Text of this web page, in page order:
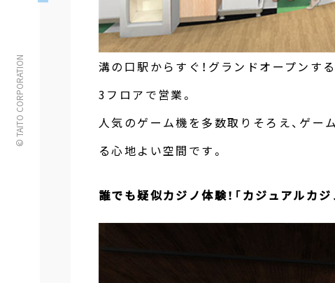
© TAITO CORPORATION
溝の口駅からすぐ！グランドオープンす
3フロアで営業。
人気のゲーム機を多数取りそろえ、ゲー
る心地よい空間です。
誰でも疑似カジノ体験！「カジュアルカジ